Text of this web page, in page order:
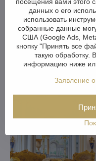
данных о его
использовать
собранные данные
США (Google Ads,
кнопку "Принять все
такую обработку.
информацию ниже
Заявление